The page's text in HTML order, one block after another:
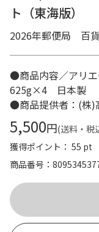
ト（東海版）
2026年郵便局 百
●商品内容／アリ
625g×4 日本製
●商品提供者：(株
5,500円(送料・税
獲得ポイント： 55 pt
商品番号